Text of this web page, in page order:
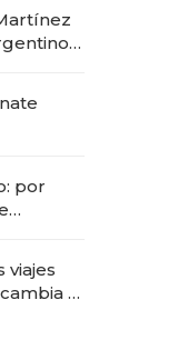
por
viajes
el